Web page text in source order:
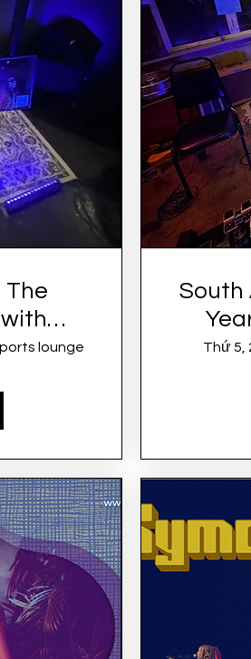
lounge
South
Thứ 5,